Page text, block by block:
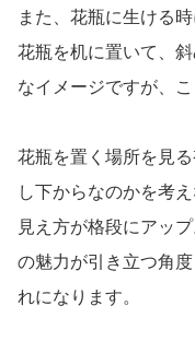
また、花瓶に生ける
花瓶を机に置いて、
なイメージですが、
花瓶を置く場所を見
し下からなのかを考
見え方が格段にアッ
の魅力が引き立つ角
れになります。